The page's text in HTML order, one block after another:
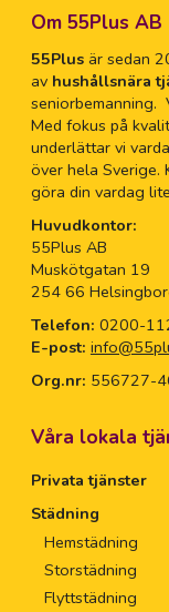
Om 55Plus AB
55Plusär sedan
av hushållsnära
seniorbemanning.
Med fokus på
underlättar vi
över hela Sverige.
göra din vardag
Huvudkontor:
55Plus AB
Muskötgatan 19
254 66
Telefon: 0200-
E-post:
Org.nr: 556727-
Våra lokala
Privata tjänster
Städning
Hemstädning
Storstädning
Flyttstädning